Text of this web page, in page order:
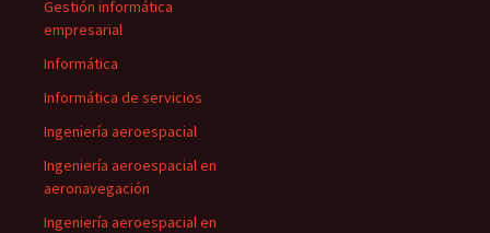
Gestión informática
empresarial
Informática
Informática de servicios
Ingeniería aeroespacial
Ingeniería aeroespacial en
aeronavegación
Ingeniería aeroespacial en